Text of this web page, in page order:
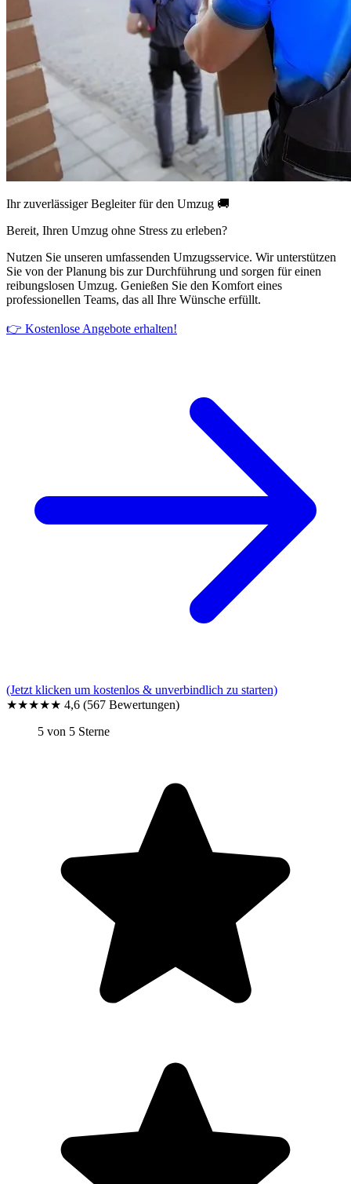
Ihr zuverlässiger Begleiter für den Umzug 🚚
Bereit, Ihren Umzug ohne Stress zu erleben?
Nutzen Sie unseren umfassenden Umzugsservice. Wir unterstützen
Sie von der Planung bis zur Durchführung und sorgen für einen
reibungslosen Umzug. Genießen Sie den Komfort eines
professionellen Teams, das all Ihre Wünsche erfüllt.
👉 Kostenlose Angebote erhalten!
(Jetzt klicken um kostenlos & unverbindlich zu starten)
★★★★★ 4,6 (567 Bewertungen)
5 von 5 Sterne